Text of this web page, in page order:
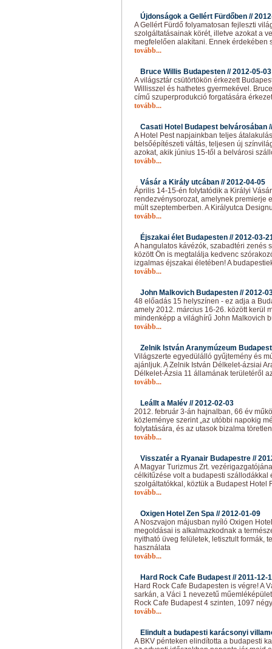
Újdonságok a Gellért Fürdőben //
A Gellért Fürdő folyamatosan fejleszti
szolgáltatásainak körét, illetve azokat a
megfelelően alakítani. Ennek érdekében
tovább...
Bruce Willis Budapesten //2012-05-03
A világsztár csütörtökön érkezett
Willisszel és hathetes gyermekével.
című szuperprodukció forgatására
tovább...
Casati Hotel Budapest belvárosában
A Hotel Pest napjainkban teljes
belsőépítészeti váltás, teljesen új
azokat, akik június 15-től a belvárosi
tovább...
Vásár a Király utcában //2012-04-05
Április 14-15-én folytatódik a Királyi
rendezvénysorozat, amelynek premierje
múlt szeptemberben. A Királyutca
tovább...
Éjszakai élet Budapesten //2012-03-
A hangulatos kávézók, szabadtéri zenés
között Ön is megtalálja kedvenc
izgalmas éjszakai életében! A
tovább...
John Malkovich Budapesten //2012-
48 előadás 15 helyszínen - ez adja a
amely 2012. március 16-26. között kerül
mindenképp a világhírű John Malkovich
tovább...
Zelnik István Aranymúzeum
Világszerte egyedülálló gyűjtemény és
ajánljuk. A Zelnik István Délkelet-ázsiai
Délkelet-Ázsia 11 államának területéről
tovább...
Leállt a Malév //2012-02-03
2012. február 3-án hajnalban, 66 év
közleménye szerint „az utóbbi napokig
folytatására, és az utasok bizalma
tovább...
Visszatér a Ryanair Budapestre //
A Magyar Turizmus Zrt.
célkitűzése volt a budapesti szállodákkal
szolgáltatókkal, köztük a Budapest Hotel
tovább...
Oxigen Hotel Zen Spa //2012-01-09
A Noszvajon májusban nyíló Oxigen
megoldásai is alkalmazkodnak a
nyitható üveg felületek, letisztult formák,
használata
tovább...
Hard Rock Cafe Budapest //2011-12-
Hard Rock Cafe Budapesten is végre! A
sarkán, a Váci 1 nevezetű
Rock Cafe Budapest 4 szinten, 1097
tovább...
Elindult a budapesti karácsonyi
A BKV pénteken elindította a budapesti